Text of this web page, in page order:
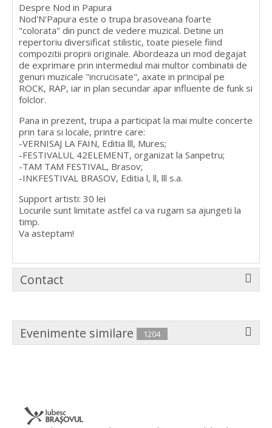
Despre Nod in Papura
Nod'N'Papura este o trupa brasoveana foarte
"colorata" din punct de vedere muzical. Detine un
repertoriu diversificat stilistic, toate piesele fiind
compozitii proprii originale. Abordeaza un mod degajat
de exprimare prin intermediul mai multor combinatii de
genuri muzicale "incrucisate", axate in principal pe
ROCK, RAP, iar in plan secundar apar influente de funk si
folclor.
Pana in prezent, trupa a participat la mai multe concerte
prin tara si locale, printre care:
-VERNISAJ LA FAIN, Editia lll, Mures;
-FESTIVALUL 42ELEMENT, organizat la Sanpetru;
-TAM TAM FESTIVAL, Brasov;
-INKFESTIVAL BRASOV, Editia l, ll, lll s.a.
Support artisti: 30 lei
Locurile sunt limitate astfel ca va rugam sa ajungeti la
timp.
Va asteptam!
Contact
Evenimente similare 1204